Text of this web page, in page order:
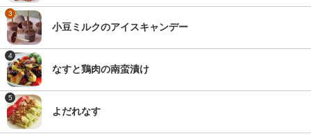
3
小豆ミルクのアイスキャンデー
4
なすと鶏肉の南蛮漬け
5
よだれなす